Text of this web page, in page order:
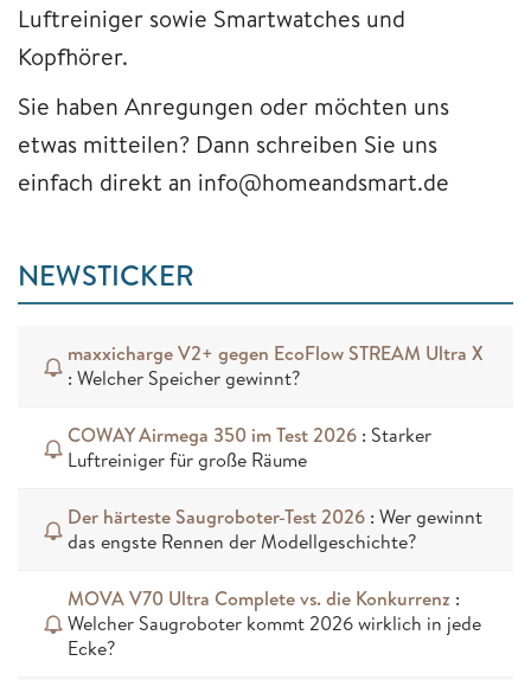
Luftreiniger sowie Smartwatches und
Kopfhörer.
Sie haben Anregungen oder möchten uns
etwas mitteilen? Dann schreiben Sie uns
einfach direkt an info@homeandsmart.de
NEWSTICKER
maxxicharge V2+ gegen EcoFlow STREAM Ultra X
: Welcher Speicher gewinnt?
COWAY Airmega 350 im Test 2026 : Starker
Luftreiniger für große Räume
Der härteste Saugroboter-Test 2026 : Wer gewinnt
das engste Rennen der Modellgeschichte?
MOVA V70 Ultra Complete vs. die Konkurrenz :
Welcher Saugroboter kommt 2026 wirklich in jede
Ecke?